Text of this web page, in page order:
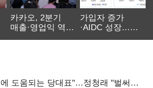
카카오, 2분기
매출·영업익 역대
가입자 증가
·AIDC 성장…
도움되는 당대표"…정청래 "벌써